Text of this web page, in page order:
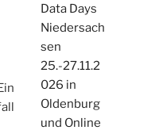
Data Days
Niedersach
sen
25.-27.11.2
026 in
Oldenburg
und Online